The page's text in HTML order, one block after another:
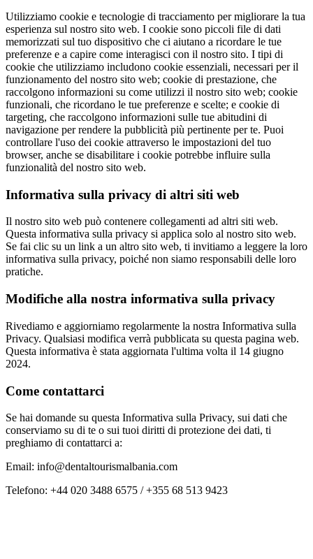
Utilizziamo cookie e tecnologie di tracciamento per migliorare la tua
esperienza sul nostro sito web. I cookie sono piccoli file di dati
memorizzati sul tuo dispositivo che ci aiutano a ricordare le tue
preferenze e a capire come interagisci con il nostro sito. I tipi di
cookie che utilizziamo includono cookie essenziali, necessari per il
funzionamento del nostro sito web; cookie di prestazione, che
raccolgono informazioni su come utilizzi il nostro sito web; cookie
funzionali, che ricordano le tue preferenze e scelte; e cookie di
targeting, che raccolgono informazioni sulle tue abitudini di
navigazione per rendere la pubblicità più pertinente per te. Puoi
controllare l'uso dei cookie attraverso le impostazioni del tuo
browser, anche se disabilitare i cookie potrebbe influire sulla
funzionalità del nostro sito web.
Informativa sulla privacy di altri siti web
Il nostro sito web può contenere collegamenti ad altri siti web.
Questa informativa sulla privacy si applica solo al nostro sito web.
Se fai clic su un link a un altro sito web, ti invitiamo a leggere la loro
informativa sulla privacy, poiché non siamo responsabili delle loro
pratiche.
Modifiche alla nostra informativa sulla privacy
Rivediamo e aggiorniamo regolarmente la nostra Informativa sulla
Privacy. Qualsiasi modifica verrà pubblicata su questa pagina web.
Questa informativa è stata aggiornata l'ultima volta il 14 giugno
2024.
Come contattarci
Se hai domande su questa Informativa sulla Privacy, sui dati che
conserviamo su di te o sui tuoi diritti di protezione dei dati, ti
preghiamo di contattarci a:
Email: info@dentaltourismalbania.com
Telefono: +44 020 3488 6575 /+355 68 513 9423